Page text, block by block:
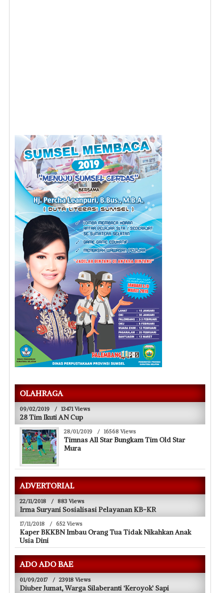
OLAHRAGA
09/02/2019 / 13471 Views
28 Tim Ikuti AN Cup
28/01/2019 / 16568 Views
Timnas All Star Bungkam Tim Old Star
Mura
ADVERTORIAL
22/11/2018 / 883 Views
Irma Suryani Sosialisasi Pelayanan KB-KR
17/11/2018 / 652 Views
Kaper BKKBN Imbau Orang Tua Tidak Nikahkan Anak
Usia Dini
ADO ADO BAE
01/09/2017 / 23918 Views
Diuber Jumat, Warga Silaberanti ‘Keroyok’ Sapi